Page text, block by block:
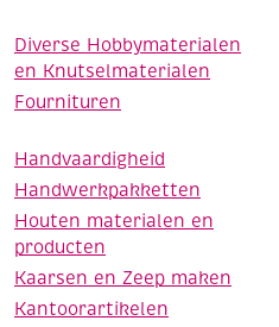
Diverse Hobbymaterialen
en Knutselmaterialen
Fournituren
Handvaardigheid
Handwerkpakketten
Houten materialen en
producten
Kaarsen en Zeep maken
Kantoorartikelen